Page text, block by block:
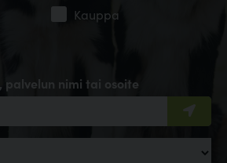
palvelun nimi tai osoite
Kauppa